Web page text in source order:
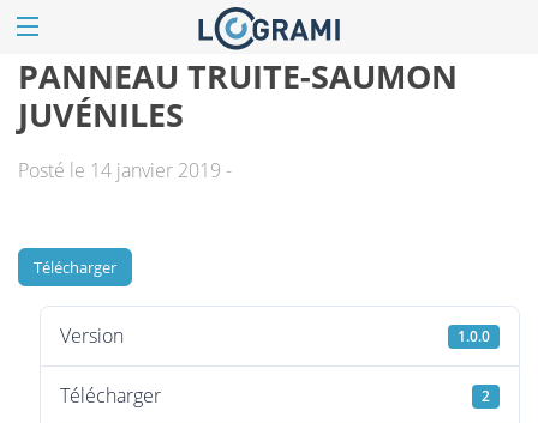
PANNEAU TRUITE-SAUMON
JUVÉNILES
Posté le 14 janvier 2019 -
Télécharger
Version 1.0.0
Télécharger 2